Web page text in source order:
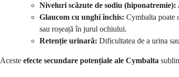
Niveluri scăzute de sodiu (hiponatremie):
Glaucom cu unghi închis: Cymbalta poate
sau roșeață în jurul ochiului.
Retenție urinară: Dificultatea de a urina
Aceste efecte secundare potențiale ale Cymbalta